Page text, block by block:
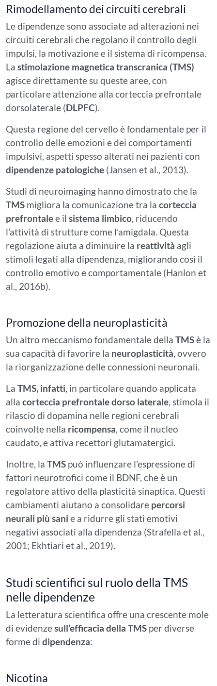
Rimodellamento dei circuiti cerebrali
Le dipendenze sono associate ad alterazioni nei
circuiti cerebrali che regolano il controllo degli
impulsi, la motivazione e il sistema di ricompensa.
La stimolazione magnetica transcranica (TMS)
agisce direttamente su queste aree, con
particolare attenzione alla corteccia prefrontale
dorsolaterale (DLPFC).
Questa regione del cervello è fondamentale per il
controllo delle emozioni e dei comportamenti
impulsivi, aspetti spesso alterati nei pazienti con
dipendenze patologiche (Jansen et al., 2013).
Studi di neuroimaging hanno dimostrato che la
TMS migliora la comunicazione tra la corteccia
prefrontalee il sistema limbico, riducendo
l’attività di strutture come l’amigdala. Questa
regolazione aiuta a diminuire la reattività agli
stimoli legati alla dipendenza, migliorando così il
controllo emotivo e comportamentale (Hanlon et
al., 2016b).
Promozione della neuroplasticità
Un altro meccanismo fondamentale della TMSè la
sua capacità di favorire la neuroplasticità, ovvero
la riorganizzazione delle connessioni neuronali.
La TMS, infatti, in particolare quando applicata
alla corteccia prefrontale dorso laterale, stimola il
rilascio di dopamina nelle regioni cerebrali
coinvolte nella ricompensa, come il nucleo
caudato, e attiva recettori glutamatergici.
Inoltre, la TMS può influenzare l’espressione di
fattori neurotrofici come il BDNF, che è un
regolatore attivo della plasticità sinaptica. Questi
cambiamenti aiutano a consolidare percorsi
neurali più sani e a ridurre gli stati emotivi
negativi associati alla dipendenza (Strafella et al.,
2001; Ekhtiari et al., 2019).
Studi scientifici sul ruolo della TMS
nelle dipendenze
La letteratura scientifica offre una crescente mole
di evidenzesull’efficacia della TMS per diverse
forme di dipendenza:
Nicotina